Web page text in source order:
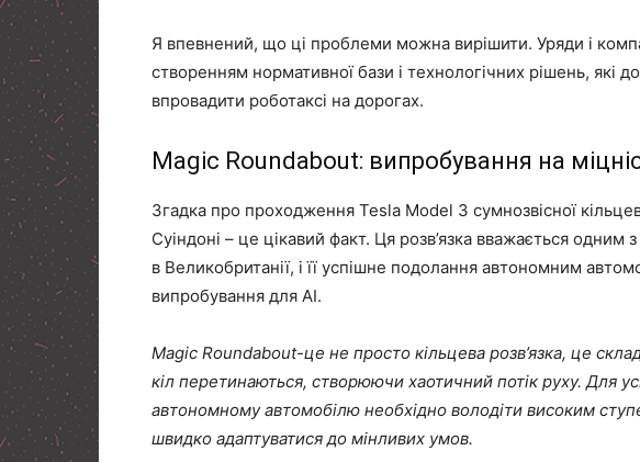
Я впевнений, що ці проблеми можна вирішити. Уряди і
створенням нормативної бази і технологічних рішень, які
впровадити роботаксі на дорогах.
Magic Roundabout: випробування на
Згадка про проходження Tesla Model 3 сумнозвісної
Суіндоні – це цікавий факт. Ця розв’язка вважається одним
в Великобританії, і її успішне подолання автономним
випробування для AI.
Magic Roundabout-це не просто кільцева розв’язка, це
кіл перетинаються, створюючи хаотичний потік руху. Для
автономному автомобілю необхідно володіти високим
швидко адаптуватися до мінливих умов.